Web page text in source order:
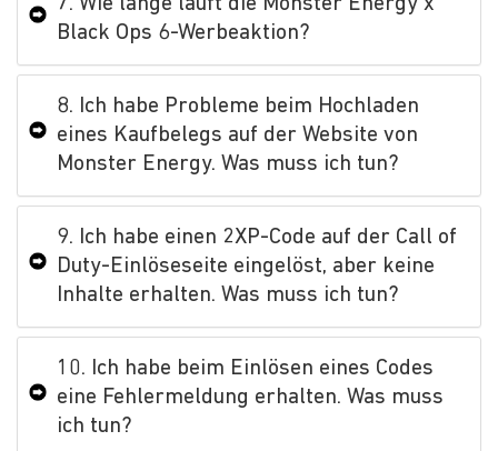
Black Ops 6-Werbeaktion?
8. Ich habe Probleme beim Hochladen
eines Kaufbelegs auf der Website von
Monster Energy. Was muss ich tun?
9. Ich habe einen 2XP-Code auf der Call of
Duty-Einlöseseite eingelöst, aber keine
Inhalte erhalten. Was muss ich tun?
10. Ich habe beim Einlösen eines Codes
eine Fehlermeldung erhalten. Was muss
ich tun?